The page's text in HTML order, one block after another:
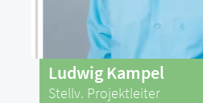
Ludwig Kampel
Stellv. Projektleiter